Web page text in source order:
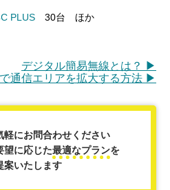
PLUS 30台 ほか
デジタル簡易無線とは？ ▶
通信エリアを拡大する方法 ▶
軽にお問合わせください
望に応じた最適なプランを
案いたします